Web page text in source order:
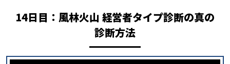
14日目： 風林火山 経営者タイプ診断の真の
診断方法